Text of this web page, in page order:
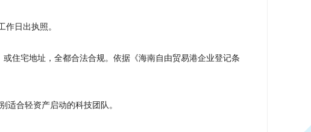
作日出执照。
住宅地址，全都合法合规。依据《海南自由贸易港企业登记条
适合轻资产启动的科技团队。